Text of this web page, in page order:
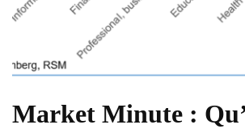
Market Minute :